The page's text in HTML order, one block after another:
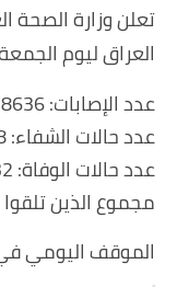
تعلن وزارة
العراق ليوم
عدد الإصابات: 8636
عدد حالات الشفاء: 6508
عدد حالات الوفاة: 32
مجموع الذين تلقوا
‏الموقف اليومي